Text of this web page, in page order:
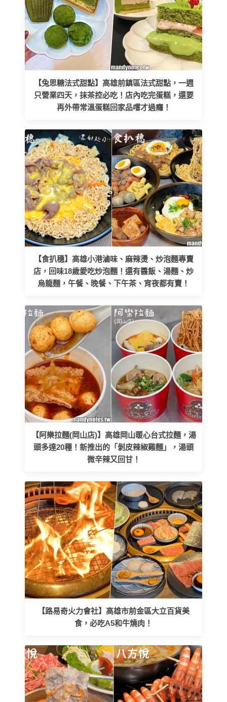
【兔思糖法式甜點】高雄前鎮區法式甜點，一週
只營業四天，抹茶控必吃！店內吃完蛋糕，還要
再外帶常溫蛋糕回家品嚐才過癮！
【食扒穗】高雄小港滷味、麻辣燙、炒泡麵專賣
店，回味18歲愛吃炒泡麵！還有醬飯、湯麵、炒
烏龍麵，午餐、晚餐、下午茶、宵夜都有賣！
【阿樂拉麵(岡山店)】高雄岡山暖心台式拉麵，湯
頭多達20種！新推出的「剝皮辣椒雞麵」，湯頭
微辛辣又回甘！
【路易奇火力會社】高雄市前金區大立百貨美
食，必吃A5和牛燒肉！